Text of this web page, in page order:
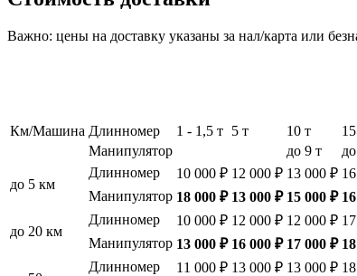
Важно: цены на доставку указаны за нал/карта или
Км/Машина Длинномер 1 - 1,5 т 5 т 10 т
Манипулятор
до 9 т
до 5 км
Длинномер 10 000 ₽ 12 000 ₽ 13 000 ₽
Манипулятор 18 000 ₽ 13 000 ₽ 15 000 ₽
до 20 км
Длинномер 10 000 ₽ 12 000 ₽ 12 000 ₽
Манипулятор 13 000 ₽ 16 000 ₽ 17 000 ₽
Длинномер 11 000 ₽ 13 000 ₽ 13 000 ₽